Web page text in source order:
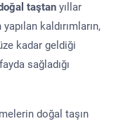
taştan yıllar
kaldırımların,
kadar geldiği
sağladığı
doğal taşın